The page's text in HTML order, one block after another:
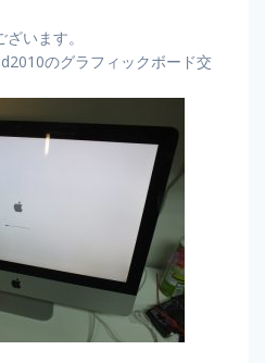
います。
のグラフィックボード交